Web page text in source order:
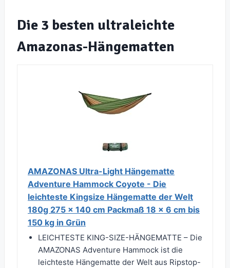
Die 3 besten ultraleichte
Amazonas-Hängematten
AMAZONAS Ultra-Light Hängematte
Adventure Hammock Coyote - Die
leichteste Kingsize Hängematte der Welt
180g 275 x 140 cm Packmaß 18 x 6 cm bis
150 kg in Grün
LEICHTESTE KING-SIZE-HÄNGEMATTE – Die
AMAZONAS Adventure Hammock ist die
leichteste Hängematte der Welt aus Ripstop-